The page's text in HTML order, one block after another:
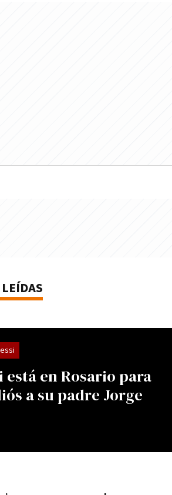
está en Rosario para
a su padre Jorge